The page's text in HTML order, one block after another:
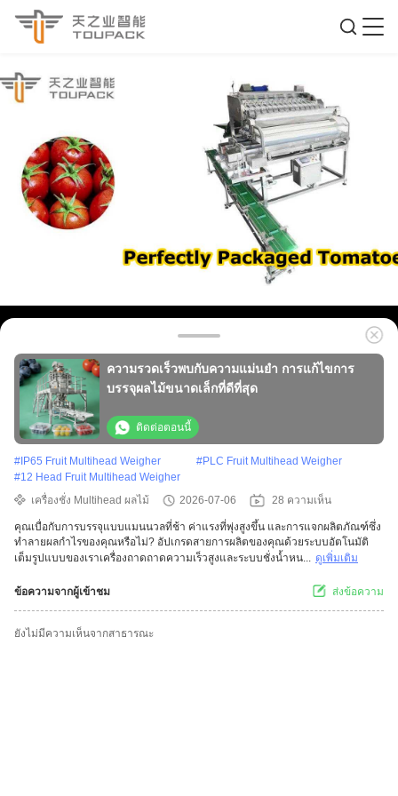
ความรวดเร็วพบกับความแม่นยํา การแก้ไขการ
บรรจุผลไม้ขนาดเล็กที่ดีที่สุด
ติดต่อตอนนี้
# IP65 Fruit Multihead Weigher #PLC Fruit Multihead Weigher
#12 Head Fruit Multihead Weigher
เครื่องชั่ง Multihead ผลไม้
2026-07-06 28 ความเห็น
คุณเบื่อกับการบรรจุแบบแมนนวลที่ช้า ค่าแรงที่พุ่งสูงขึ้น และการแจกผลิตภัณฑ์ซึ่ง
ทำลายผลกำไรของคุณหรือไม่? อัปเกรดสายการผลิตของคุณด้วยระบบอัตโนมัติ
เต็มรูปแบบของเราเครื่องถาดถาดความเร็วสูงและระบบชั่งน้ำหน... ดูเพิ่มเติม
ข้อความจากผู้เข้าชม ส่งข้อความ
ยังไม่มีความเห็นจากสาธารณะ